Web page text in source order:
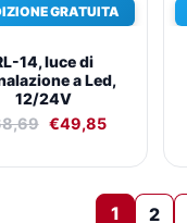
GRATUITA
14, luce di
a Led,
12/24V
€49,85
1 2